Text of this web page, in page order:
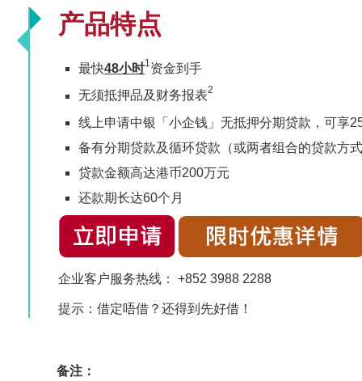
产品特点
最快48小时1 资金到手
无须抵押品及财务报表2
线上申请中银「小企钱」无抵押分期贷款，可享
备有分期贷款及循环贷款（或两者组合的贷款方
贷款金额高达港币200万元
还款期长达60个月
企业客户服务热线： +852 3988 2288
提示：借定唔借？还得到先好借！
备注：